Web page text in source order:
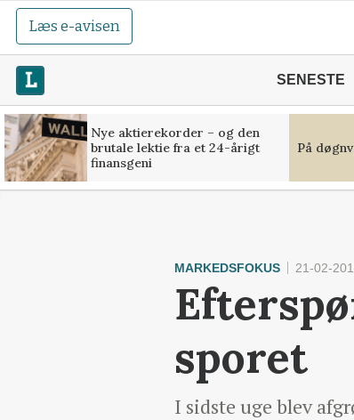
Læs e-avisen
SENESTE
Nye aktierekorder – og den
brutale lektie fra et 24-årigt
finansgeni
På
MARKEDSFOKUS 21-02-
sporet
I sidste uge blev